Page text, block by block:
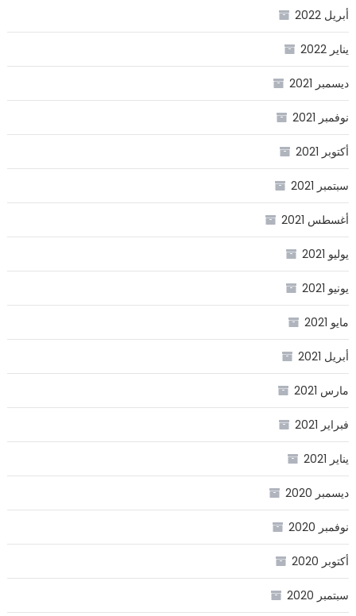
أبريل 2022
يناير 2022
ديسمبر 2021
نوفمبر 2021
أكتوبر 2021
سبتمبر 2021
أغسطس 2021
يوليو 2021
يونيو 2021
مايو 2021
أبريل 2021
مارس 2021
فبراير 2021
يناير 2021
ديسمبر 2020
نوفمبر 2020
أكتوبر 2020
سبتمبر 2020